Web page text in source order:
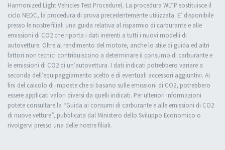
Harmonized Light Vehicles Test Procedure). La procedura WLTP sostituisce il
ciclo NEDC, la procedura di prova precedentemente utilizzata. E’ disponibile
presso le nostre filiali una guida relativa al risparmio di carburante e alle
emissioni di CO2 che riporta i dati inerenti a tutti i nuovi modelli di
autovetture. Oltre al rendimento del motore, anche lo stile di guida ed altri
fattori non tecnici contribuiscono a determinare il consumo di carburante e
le emissioni di CO2 di un’autovettura. I dati indicati potrebbero variare a
seconda dell’equipaggiamento scelto e di eventuali accessori aggiuntivi. Ai
fini del calcolo di imposte che si basano sulle emissioni di CO2, potrebbero
essere applicati valori diversi da quelli indicati. Per ulteriori informazioni
potete consultare la “Guida ai consumi di carburante e alle emissioni di CO2
di nuove vetture”, pubblicata dal Ministero dello Sviluppo Economico o
rivolgervi presso una delle nostre filiali.